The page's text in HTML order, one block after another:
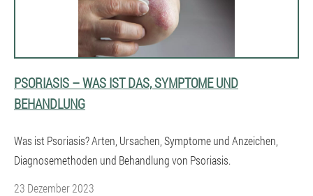
PSORIASIS – WAS IST DAS, SYMPTOME UND
BEHANDLUNG
Was ist Psoriasis? Arten, Ursachen, Symptome und Anzeichen,
Diagnosemethoden und Behandlung von Psoriasis.
23 Dezember 2023